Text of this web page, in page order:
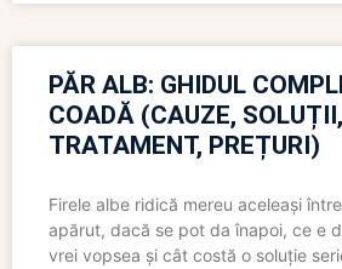
PĂR ALB: GHIDUL
COADĂ (CAUZE, SOLUȚII,
TRATAMENT, PREȚURI)
Firele albe ridică mereu aceleași
apărut, dacă se pot da înapoi, ce e
vrei vopsea și cât costă o soluție